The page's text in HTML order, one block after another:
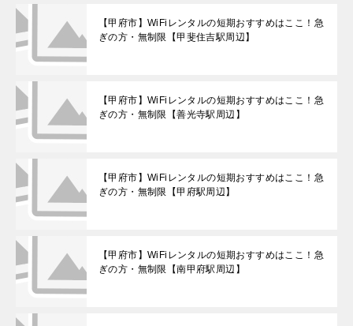
【甲府市】WiFiレンタルの短期おすすめはここ！急
ぎの方・無制限【甲斐住吉駅周辺】
【甲府市】WiFiレンタルの短期おすすめはここ！急
ぎの方・無制限【善光寺駅周辺】
【甲府市】WiFiレンタルの短期おすすめはここ！急
ぎの方・無制限【甲府駅周辺】
【甲府市】WiFiレンタルの短期おすすめはここ！急
ぎの方・無制限【南甲府駅周辺】